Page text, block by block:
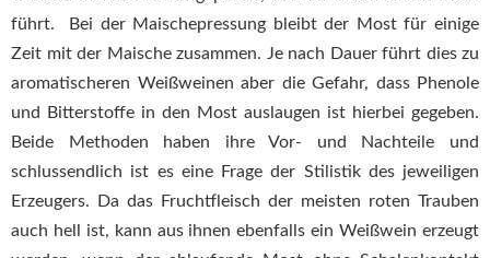
führt. Bei der Maischepressung bleibt der Most für einige
Zeit mit der Maische zusammen. Je nach Dauer führt dies zu
aromatischeren Weißweinen aber die Gefahr, dass Phenole
und Bitterstoffe in den Most auslaugen ist hierbei gegeben.
Beide Methoden haben ihre Vor- und Nachteile und
schlussendlich ist es eine Frage der Stilistik des jeweiligen
Erzeugers. Da das Fruchtfleisch der meisten roten Trauben
auch hell ist, kann aus ihnen ebenfalls ein Weißwein erzeugt